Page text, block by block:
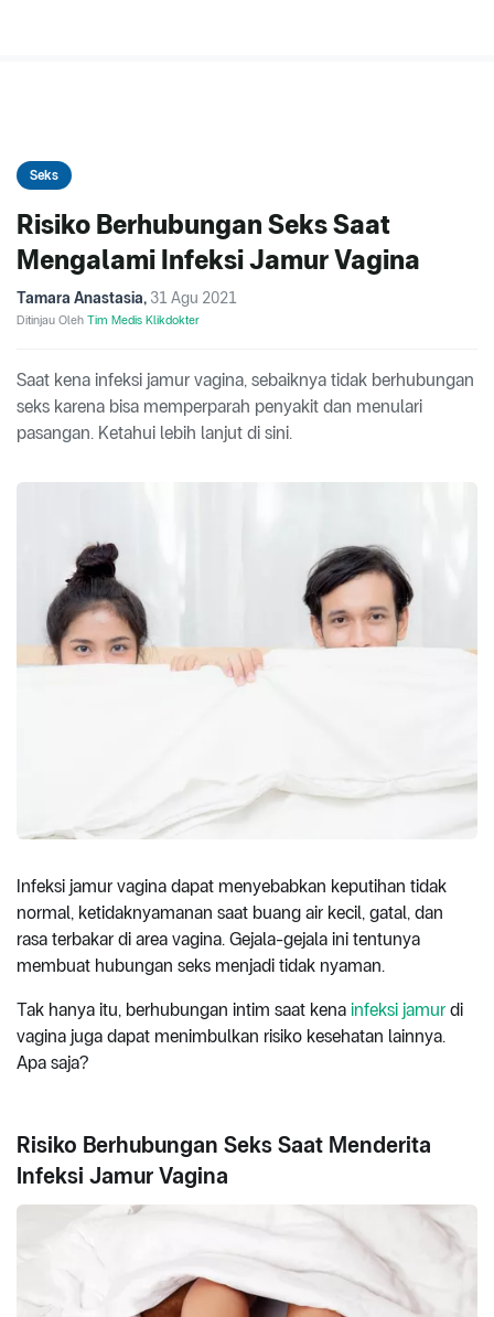
Seks
Risiko Berhubungan Seks Saat
Mengalami Infeksi Jamur Vagina
Tamara Anastasia, 31 Agu 2021
Ditinjau Oleh Tim Medis Klikdokter
Saat kena infeksi jamur vagina, sebaiknya tidak berhubungan
seks karena bisa memperparah penyakit dan menulari
pasangan. Ketahui lebih lanjut di sini.
Infeksi jamur vagina dapat menyebabkan keputihan tidak
normal, ketidaknyamanan saat buang air kecil, gatal, dan
rasa terbakar di area vagina. Gejala-gejala ini tentunya
membuat hubungan seks menjadi tidak nyaman.
Tak hanya itu, berhubungan intim saat kena infeksi jamur di
vagina juga dapat menimbulkan risiko kesehatan lainnya.
Apa saja?
Risiko Berhubungan Seks Saat Menderita
Infeksi Jamur Vagina